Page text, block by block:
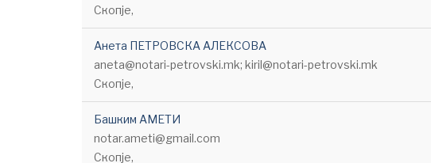
Скопје,
Анета ПЕТРОВСКА АЛЕКСОВА
aneta@notari-petrovski.mk; kiril@notari-petrovski.mk
Скопје,
Башким АМЕТИ
notar.ameti@gmail.com
Скопје,